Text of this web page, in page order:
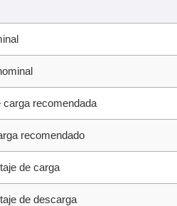
carga recomendada
recomendado
de carga
de descarga